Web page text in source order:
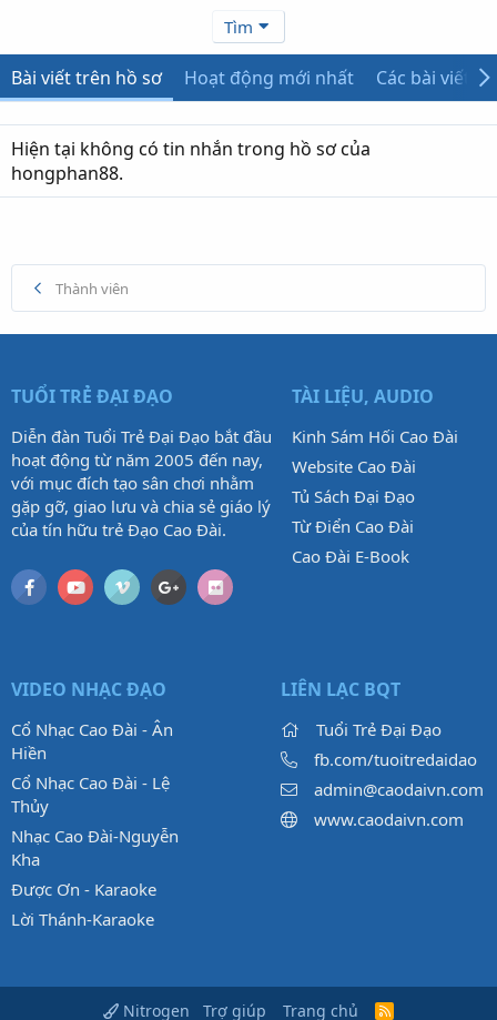
Tìm
Bài viết trên hồ sơ Hoạt động mới nhất Các bài viết
Hiện tại không có tin nhắn trong hồ sơ của
hongphan88.
Thành viên
TUỔI TRẺ ĐẠI ĐẠO
Diễn đàn Tuổi Trẻ Đại Đạo bắt đầu
hoạt động từ năm 2005 đến nay,
với mục đích tạo sân chơi nhằm
gặp gỡ, giao lưu và chia sẻ giáo lý
của tín hữu trẻ Đạo Cao Đài.
TÀI LIỆU, AUDIO
Kinh Sám Hối Cao Đài
Website Cao Đài
Tủ Sách Đại Đạo
Từ Điển Cao Đài
Cao Đài E-Book
VIDEO NHẠC ĐẠO
Cổ Nhạc Cao Đài - Ân
Hiền
Cổ Nhạc Cao Đài - Lệ
Thủy
Nhạc Cao Đài-Nguyễn
Kha
Được Ơn - Karaoke
Lời Thánh-Karaoke
LIÊN LẠC BQT
Tuổi Trẻ Đại Đạo
fb.com/tuoitredaidao
admin@caodaivn.com
www.caodaivn.com
Nitrogen Trợ giúp Trang chủ
R